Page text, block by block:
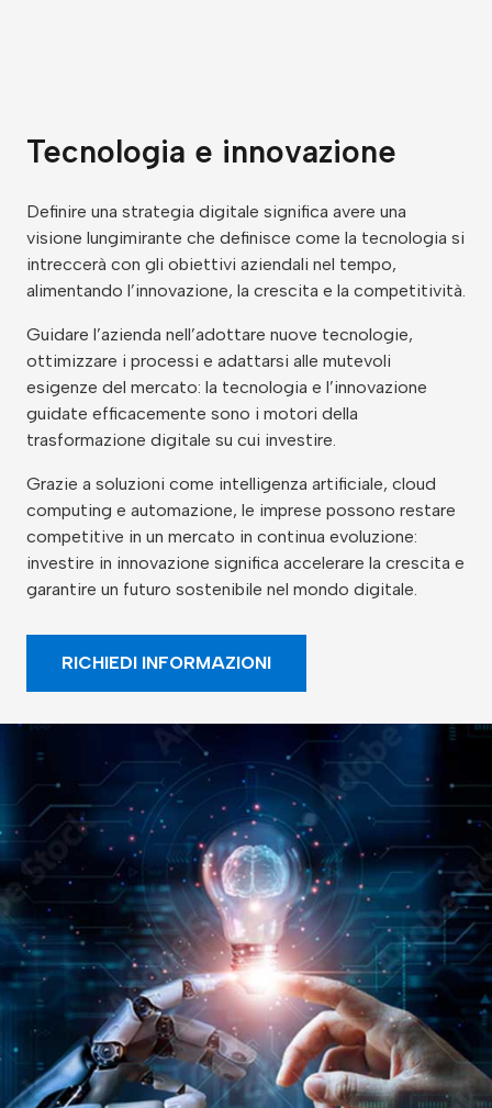
Tecnologia e innovazione
Definire una strategia digitale significa avere una
visione lungimirante che definisce come la tecnologia si
intreccerà con gli obiettivi aziendali nel tempo,
alimentando l’innovazione, la crescita e la competitività.
Guidare l’azienda nell’adottare nuove tecnologie,
ottimizzare i processi e adattarsi alle mutevoli
esigenze del mercato: la tecnologia e l’innovazione
guidate efficacemente sono i motori della
trasformazione digitale su cui investire.
Grazie a soluzioni come intelligenza artificiale, cloud
computing e automazione, le imprese possono restare
competitive in un mercato in continua evoluzione:
investire in innovazione significa accelerare la crescita e
garantire un futuro sostenibile nel mondo digitale.
RICHIEDI INFORMAZIONI